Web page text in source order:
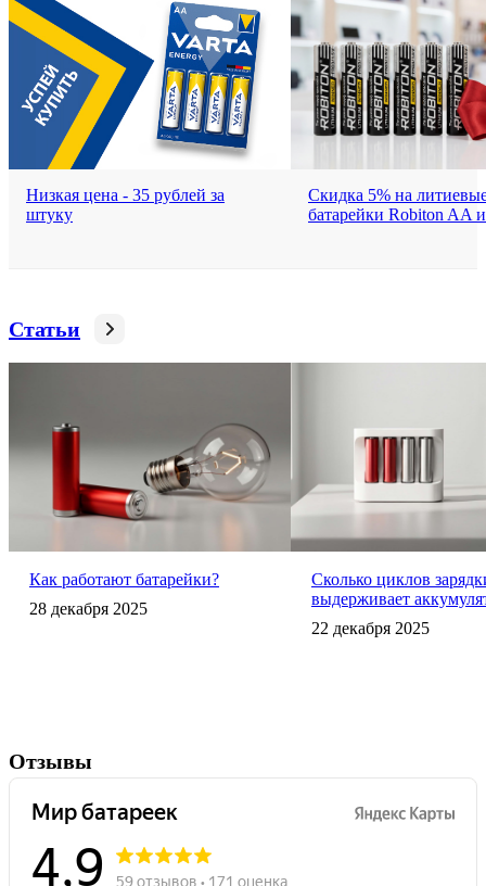
Низкая цена - 35 рублей за
штуку
Скидка 5% на
батарейки Robiton AA
Статьи
Как работают батарейки?
28 декабря 2025
Сколько циклов
выдерживает
22 декабря 2025
Отзывы